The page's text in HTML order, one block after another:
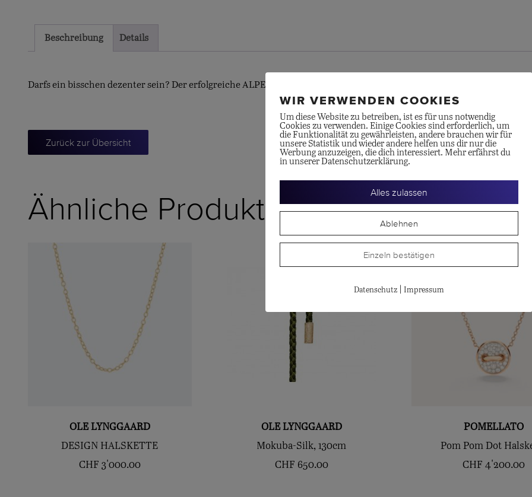
Beschreibung Details
Darfs ein bisschen dezenter sein? Der erfolgreiche ALPEN-Anhänger jetzt in ganz zart. Auch kleine Berge können
Zurück zur Übersicht
Ähnliche Produkte
OLE LYNGGAARD
DESIGN HALSKETTE
CHF 3'000.00
OLE LYNGGAARD
Mokuba-Silk, 130cm
CHF 650.00
POMELLATO
Pom Pom Dot
CHF 4'200.00
WIR VERWENDEN COOKIES
Um diese Website zu betreiben, ist es für uns notwendig
Cookies zu verwenden. Einige Cookies sind erforderlich, um
die Funktionalität zu gewährleisten, andere brauchen wir für
unsere Statistik und wieder andere helfen uns dir nur die
Werbung anzuzeigen, die dich interessiert. Mehr erfährst du
in unserer Datenschutzerklärung.
Alles zulassen
Ablehnen
Einzeln bestätigen
Datenschutz Impressum